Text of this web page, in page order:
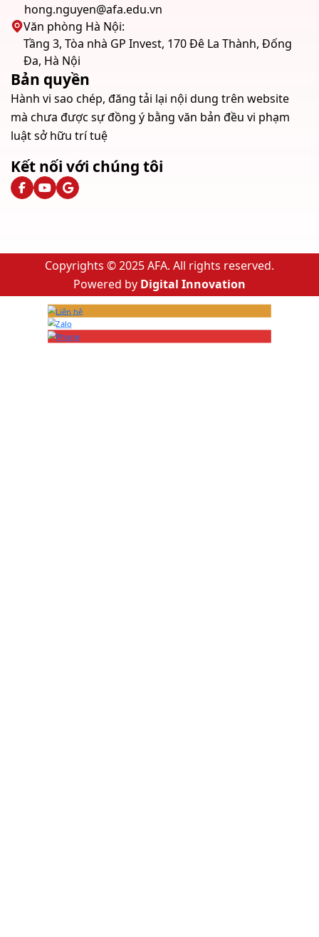
hong.nguyen@afa.edu.vn
Văn phòng Hà Nội:
Tầng 3, Tòa nhà GP Invest, 170 Đê La Thành, Đống
Đa, Hà Nội
Bản quyền
Hành vi sao chép, đăng tải lại nội dung trên website
mà chưa được sự đồng ý bằng văn bản đều vi phạm
luật sở hữu trí tuệ
Kết nối với chúng tôi
Copyrights © 2025 AFA. All rights reserved.
Powered by Digital Innovation